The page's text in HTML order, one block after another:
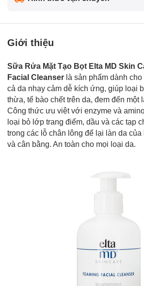
Giới thiệu
Sữa Rửa Mặt Tạo Bọt Elta MD Skin
Facial Cleanser là sản phẩm dành
cả da nhạy cảm dễ kích ứng, giúp loại
thừa, tế bào chết trên da, đem đến một
Công thức ưu việt với enzyme và
loại bỏ lớp trang điểm, dầu và các tạp
trong các lỗ chân lông để lại làn da của
và cân bằng. An toàn cho mọi loại da.